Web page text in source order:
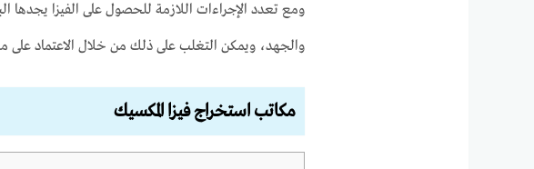
ومع تعدد الإجراءات اللازمة للحصول على الفيزا
والجهد، ويمكن التغلب على ذلك من خلال الاعتماد على
مكاتب استخراج فيزا المكسيك